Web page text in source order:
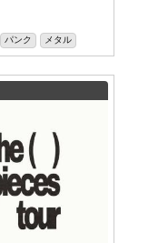
パンク メタル